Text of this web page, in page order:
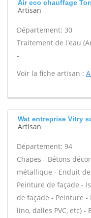
Air eco chauffage
Artisan
Département: 30
Traitement de l'eau
-
Voir la fiche artisan :
Wat entreprise Vitry
Artisan
Département: 94
Chapes - Bétons
métallique - Enduit
Peinture de façade -
de façade - Peinture
lino, dalles PVC, etc)